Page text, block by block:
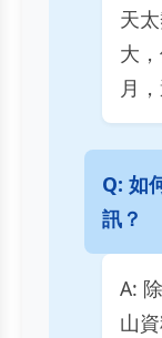
天
大
月
Q: 如
訊？
A:
山